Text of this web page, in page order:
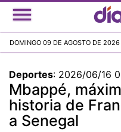
DOMINGO 09 DE AGOSTO DE 2026
Deportes: 2026/06/16
Mbappé,
historia de
a Senegal